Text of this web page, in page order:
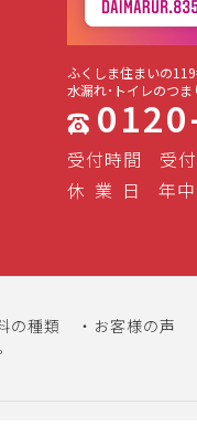
ふくしま住まいの
水漏れ･トイレのつ
受付時間
受
休 業 日 年
の種類
お客様の声